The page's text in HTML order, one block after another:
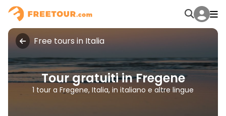
Free tours in Italia
Tour gratuiti in Fregene
1 tour a Fregene, Italia, in italiano e altre lingue